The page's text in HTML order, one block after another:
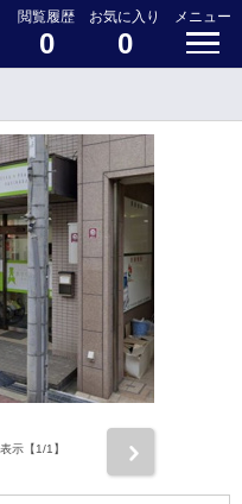
閲覧履歴
0
お気に入り
0
メニュー
示【1/1】